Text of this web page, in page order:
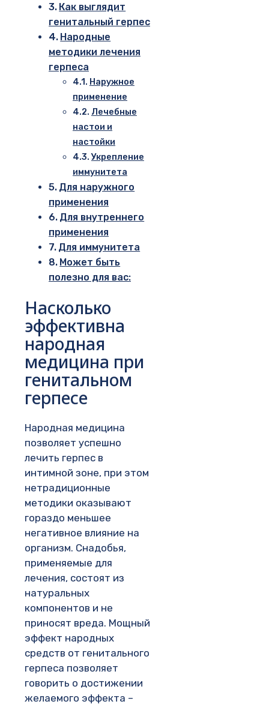
Как выглядит
генитальный герпес
Народные
методики лечения
герпеса
Наружное
применение
Лечебные
настои и
настойки
Укрепление
иммунитета
Для наружного
применения
Для внутреннего
применения
Для иммунитета
Может быть
полезно для вас:
Насколько
эффективна
народная
медицина при
генитальном
герпесе
Народная медицина
позволяет успешно
лечить герпес в
интимной зоне, при этом
нетрадиционные
методики оказывают
гораздо меньшее
негативное влияние на
организм. Снадобья,
применяемые для
лечения, состоят из
натуральных
компонентов и не
приносят вреда. Мощный
эффект народных
средств от генитального
герпеса позволяет
говорить о достижении
желаемого эффекта –